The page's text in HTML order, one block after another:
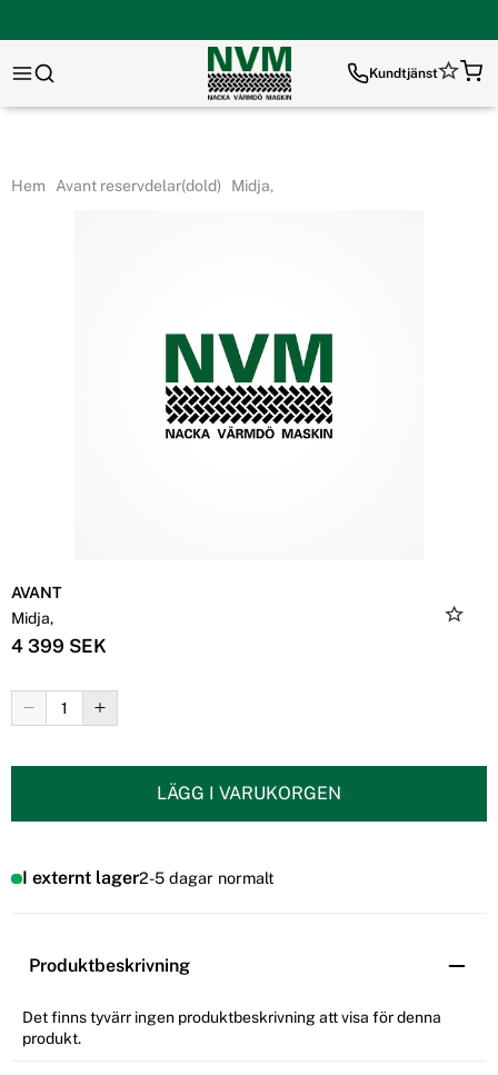
Kundtjänst
Hem Avant reservdelar(dold) Midja,
AVANT
Midja,
4 399 SEK
LÄGG I VARUKORGEN
I externt lager2-5 dagar normalt
Produktbeskrivning
Det finns tyvärr ingen produktbeskrivning att visa för denna
produkt.